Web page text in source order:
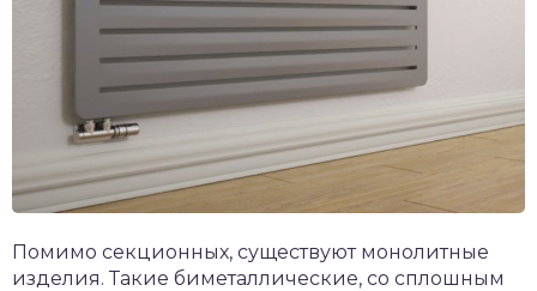
Помимо секционных, существуют монолитные
изделия. Такие биметаллические, со сплошным